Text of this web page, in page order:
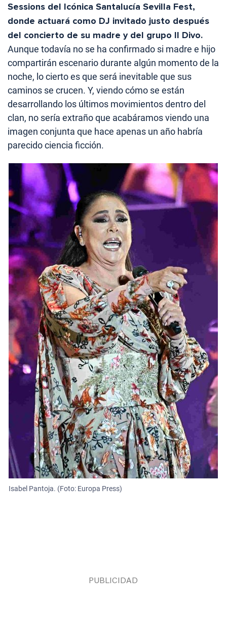
Sessions del Icónica Santalucía Sevilla Fest,
donde actuará como DJ invitado justo después
del concierto de su madre y del grupo Il Divo.
Aunque todavía no se ha confirmado si madre e hijo
compartirán escenario durante algún momento de la
noche, lo cierto es que será inevitable que sus
caminos se crucen. Y, viendo cómo se están
desarrollando los últimos movimientos dentro del
clan, no sería extraño que acabáramos viendo una
imagen conjunta que hace apenas un año habría
parecido ciencia ficción.
Isabel Pantoja. (Foto: Europa Press)